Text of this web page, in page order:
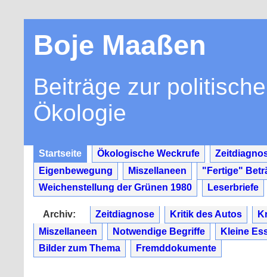
Boje Maaßen
Beiträge zur
Ökologie
Startseite Ökologische Weckrufe
Eigenbewegung
Miszellaneen
"Fertige"
Weichenstellung der Grünen 1980
Leserbriefe
Archiv: Zeitdiagnose Kritik des Autos
Miszellaneen
Notwendige Begriffe
Kleine
Bilder zum Thema
Fremddokumente